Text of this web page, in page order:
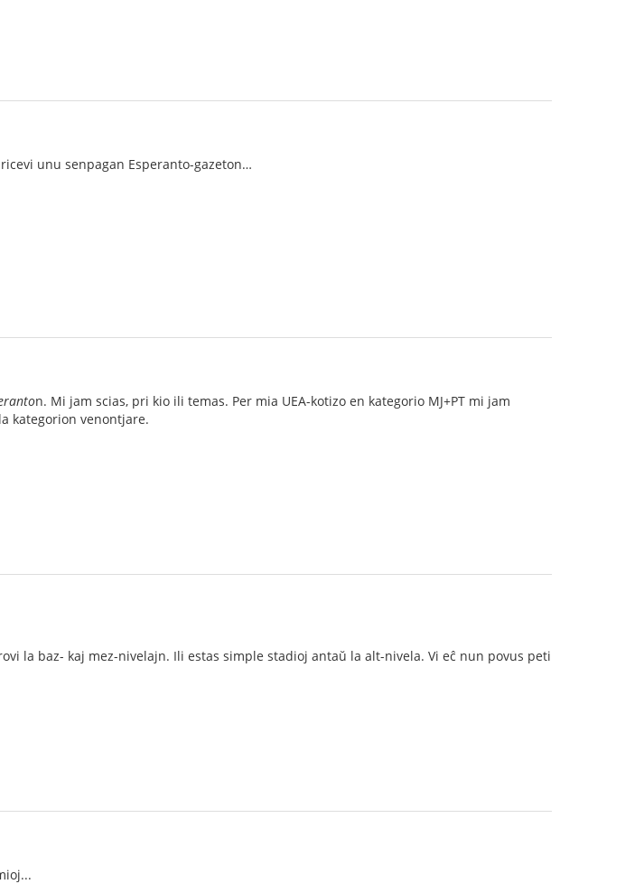
unu senpagan Esperanto-gazeton…
n. Mi jam scias, pri kio ili temas. Per mia UEA-kotizo en kategorio MJ+PT mi jam
kategorion venontjare.
la baz- kaj mez-nivelajn. Ili estas simple stadioj antaŭ la alt-nivela. Vi eĉ nun povus peti